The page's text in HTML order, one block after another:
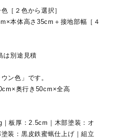
［２色から選択］
本体高さ35cm＋接地部幅［４
別途見積
ン色」です。
奥行き50cm×全高
板厚：2.5cm｜木部塗装：オ
装：黒皮鉄蜜蝋仕上げ｜組立